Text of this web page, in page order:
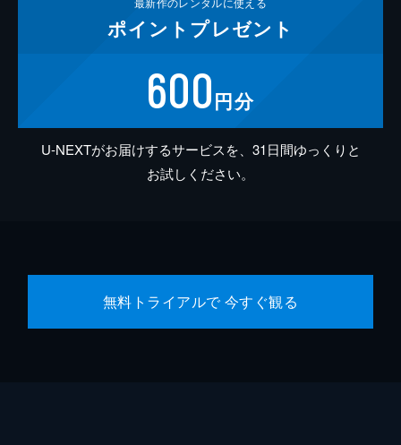
ポイント プレゼント
600円分
U-NEXTがお届けするサービスを、31日間ゆっくりと
お試しください。
無料トライアルで 今すぐ観る